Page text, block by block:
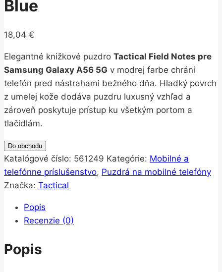
Blue
18,04 €
Elegantné knižkové puzdro Tactical Field Notes pre
Samsung Galaxy A56 5G v modrej farbe chráni
telefón pred nástrahami bežného dňa. Hladký povrch
z umelej kože dodáva puzdru luxusný vzhľad a
zároveň poskytuje prístup ku všetkým portom a
tlačidlám.
Do obchodu
Katalógové číslo: 561249 Kategórie: Mobilné a
telefónne príslušenstvo, Puzdrá na mobilné telefóny
Značka: Tactical
Popis
Recenzie (0)
Popis